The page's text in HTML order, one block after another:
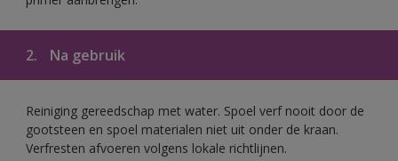
2. Na gebruik
Reiniging gereedschap met water. Spoel verf nooit door de
gootsteen en spoel materialen niet uit onder de kraan.
Verfresten afvoeren volgens lokale richtlijnen.